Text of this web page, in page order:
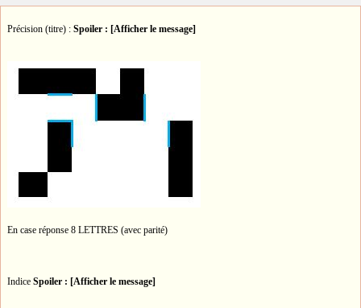
Précision (titre) : Spoiler : [Afficher le message]
En case réponse 8 LETTRES (avec parité)
Indice Spoiler : [Afficher le message]